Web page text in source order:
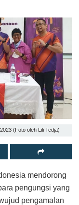
(Foto oleh Lili Tedja)
mendorong
pengungsi yang
pengamalan